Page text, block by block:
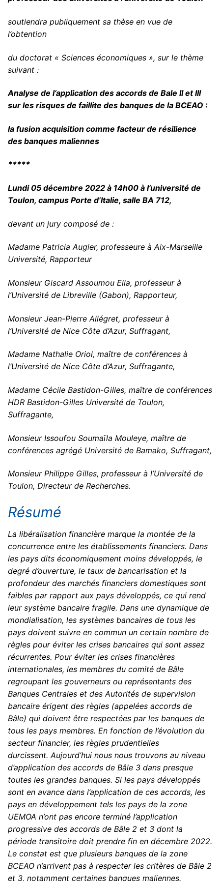
Contact
Doctorat et VAE
Labels
Autres financements
soutiendra publiquement sa thèse en vue de
l’obtention
du doctorat « Sciences économiques », sur le thème
suivant :
Analyse de l’application des accords de Bale II et III
sur les risques de faillite des banques de la BCEAO :
la fusion acquisition comme facteur de résilience
des banques maliennes
*****
Lundi 05 décembre 2022 à 14h00 à l’université de
Toulon, campus Porte d’Italie, salle BA 712,
devant un jury composé de :
Madame Patricia Augier, professeure à Aix-Marseille
Université, Rapporteur
Monsieur Giscard Assoumou Ella, professeur à
l’Université de Libreville (Gabon), Rapporteur,
Monsieur Jean-Pierre Allégret, professeur à
l’Université de Nice Côte d’Azur, Suffragant,
Madame Nathalie Oriol, maître de conférences à
l’Université de Nice Côte d’Azur, Suffragante,
Madame Cécile Bastidon-Gilles, maître de conférences
HDR Bastidon-Gilles Université de Toulon,
Suffragante,
Monsieur Issoufou Soumaïla Mouleye, maître de
conférences agrégé Université de Bamako, Suffragant,
Monsieur Philippe Gilles, professeur à l’Université de
Toulon, Directeur de Recherches.
Résumé
La libéralisation financière marque la montée de la
concurrence entre les établissements financiers. Dans
les pays dits économiquement moins développés, le
degré d’ouverture, le taux de bancarisation et la
profondeur des marchés financiers domestiques sont
faibles par rapport aux pays développés, ce qui rend
leur système bancaire fragile. Dans une dynamique de
mondialisation, les systèmes bancaires de tous les
pays doivent suivre en commun un certain nombre de
règles pour éviter les crises bancaires qui sont assez
récurrentes. Pour éviter les crises financières
internationales, les membres du comité de Bâle
regroupant les gouverneurs ou représentants des
Banques Centrales et des Autorités de supervision
bancaire érigent des règles (appelées accords de
Bâle) qui doivent être respectées par les banques de
tous les pays membres. En fonction de l’évolution du
secteur financier, les règles prudentielles
durcissent. Aujourd’hui nous nous trouvons au niveau
d’application des accords de Bâle 3 dans presque
toutes les grandes banques. Si les pays développés
sont en avance dans l’application de ces accords, les
pays en développement tels les pays de la zone
UEMOA n’ont pas encore terminé l’application
progressive des accords de Bâle 2 et 3 dont la
période transitoire doit prendre fin en décembre 2022.
Le constat est que plusieurs banques de la zone
BCEAO n’arrivent pas à respecter les critères de Bâle 2
et 3, notamment certaines banques maliennes.